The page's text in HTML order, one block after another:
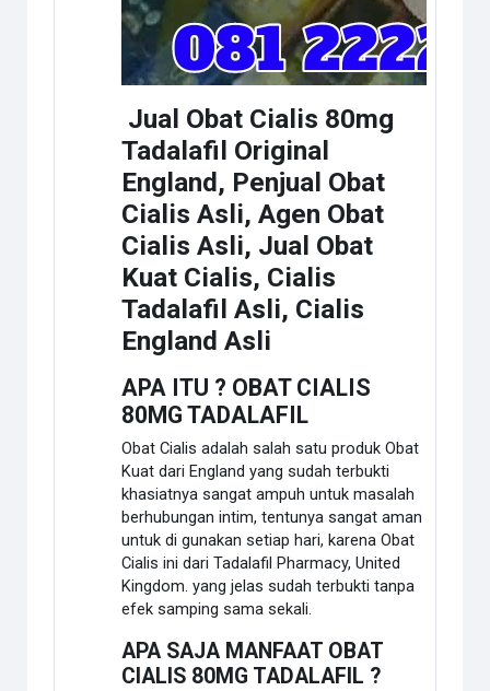
Jual Obat Cialis 80mg
Tadalafil Original
England, Penjual Obat
Cialis Asli, Agen Obat
Cialis Asli, Jual Obat
Kuat Cialis, Cialis
Tadalafil Asli, Cialis
England Asli
APA ITU ? OBAT CIALIS
80MG TADALAFIL
Obat Cialis adalah salah satu produk Obat
Kuat dari England yang sudah terbukti
khasiatnya sangat ampuh untuk masalah
berhubungan intim, tentunya sangat aman
untuk di gunakan setiap hari, karena Obat
Cialis ini dari Tadalafil Pharmacy, United
Kingdom. yang jelas sudah terbukti tanpa
efek samping sama sekali.
APA SAJA MANFAAT OBAT
CIALIS 80MG TADALAFIL ?